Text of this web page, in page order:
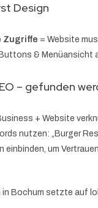
Design
Zugriffe = Website
& Menüansicht
– gefunden
+ Website
nutzen: „Burger
einbinden, um
in Bochum setzte auf